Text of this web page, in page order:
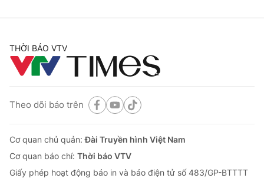
THỜI BÁO VTV
Theo dõi báo trên
Cơ quan chủ quản:Đài Truyền hình Việt Nam
Cơ quan báo chí: Thời báo VTV
Giấy phép hoạt động báo in và báo điện tử số 483/GP-BTTTT